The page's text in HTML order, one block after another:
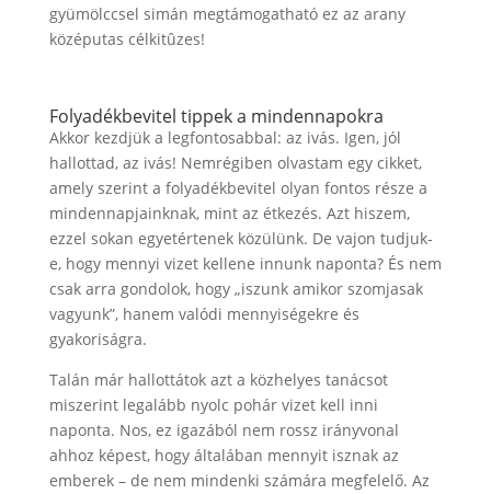
gyümölccsel simán megtámogatható ez az arany
középutas célkitûzes!
Folyadékbevitel tippek a mindennapokra
Akkor kezdjük a legfontosabbal: az ivás. Igen, jól
hallottad, az ivás! Nemrégiben olvastam egy cikket,
amely szerint a folyadékbevitel olyan fontos része a
mindennapjainknak, mint az étkezés. Azt hiszem,
ezzel sokan egyetértenek közülünk. De vajon tudjuk-
e, hogy mennyi vizet kellene innunk naponta? És nem
csak arra gondolok, hogy „iszunk amikor szomjasak
vagyunk”, hanem valódi mennyiségekre és
gyakoriságra.
Talán már hallottátok azt a közhelyes tanácsot
miszerint legalább nyolc pohár vizet kell inni
naponta. Nos, ez igazából nem rossz irányvonal
ahhoz képest, hogy általában mennyit isznak az
emberek – de nem mindenki számára megfelelő. Az